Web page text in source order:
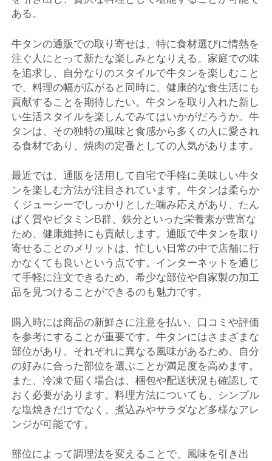
ある。
牛タンの通販での取り寄せは、特に食材選びに情熱を
注ぐ人にとって新たな楽しみとなりえる。家庭での味
を追求し、自分なりのスタイルで牛タンを楽しむこと
で、料理の幅が広がると同時に、健康的な食生活にも
貢献することを期待したい。牛タンを取り入れた新し
い生活スタイルを楽しんでみてはいかがだろうか。牛
タンは、その独特の風味と食感から多くの人に愛され
る食材であり、焼肉の定番としての人気があります。
最近では、通販を活用して自宅で手軽に美味しい牛タ
ンを楽しむ方法が注目されています。牛タンは柔らか
くジューシーでしっかりとした噛み応えがあり、たん
ぱく質やビタミンB群、鉄分といった栄養素が豊富な
ため、健康維持にも貢献します。通販で牛タンを取り
寄せることのメリットは、忙しい日常の中で店舗に行
かなくても良いという点です。インターネットを通じ
て手軽に注文できるため、希少な部位や自家製の加工
品を見つけることができるのも魅力です。
購入時には商品の新鮮さに注意を払い、口コミや評価
を参考にすることが重要です。牛タンにはさまざまな
部位があり、それぞれに異なる風味があるため、自分
の好みに合った部位を選ぶことが満足度を高めます。
また、冷凍で届く場合は、梱包や配送状況も確認して
おく必要があります。料理方法についても、シンプル
な塩焼きだけでなく、煮込みやサラダなど多様なアレ
ンジが可能です。
部位によって調理法を変えることで、風味を引き出